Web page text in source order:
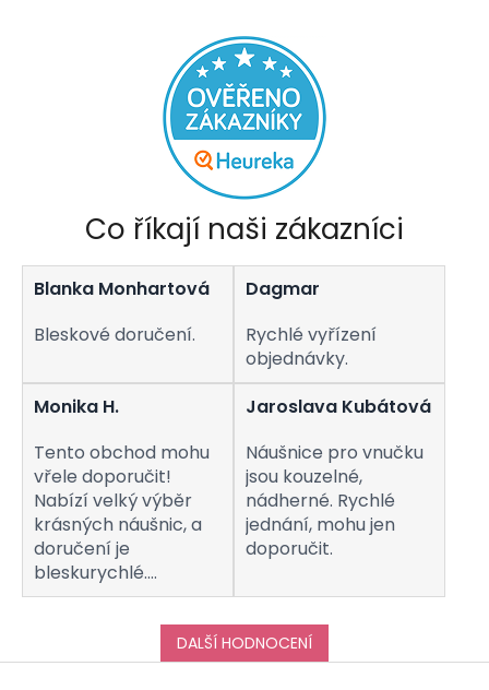
Co říkají naši zákazníci
Blanka Monhartová
Bleskové doručení.
Dagmar
Rychlé vyřízení
objednávky.
Monika H.
Tento obchod mohu
vřele doporučit!
Nabízí velký výběr
krásných náušnic, a
doručení je
bleskurychlé.
Komunikaci s
obchodem hodnotím
taktéž na jedničku!
Děkuji za vše, a určitě
Jaroslava Kubátová
Náušnice pro vnučku
jsou kouzelné,
nádherné. Rychlé
jednání, mohu jen
doporučit.
DALŠÍ HODNOCENÍ
Z